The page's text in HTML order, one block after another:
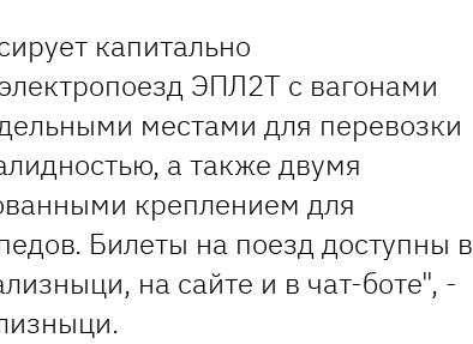
капитально
ЭПЛ2Т с вагонами
местами для перевозки
а также двумя
креплением для
Билеты на поезд доступны в
на сайте и в чат-боте", -